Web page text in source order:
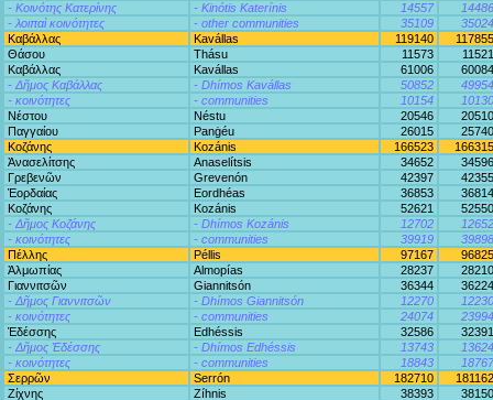
- Κοινότης Κατερίνης
- Kinótis Katerínis 14557
14486
- λοιπαὶ κοινότητες
- other communities 35109
35024
Καβάλλας
Kavállas 119140
117855
Θάσου
Thásu 11573
11521
Καβάλλας
Kavállas 61006
60084
- Δῆμος Καβάλλας
- Dhímos Kavállas 50852
49954
- κοινότητες
- communities 10154
10130
Νέστου
Néstu 20546
20510
Παγγαίου
Panġéu 26015
25740
Κοζάνης
Kozánis 166523
166315
Ἀνασελίτσης
Anaselítsis 34652
34596
Γρεβενῶν
Grevenón 42397
42355
Ἐορδαίας
Eordhéas 36853
36814
Κοζάνης
Kozánis 52621
52550
- Δῆμος Κοζάνης
- Dhímos Kozánis 12702
12652
- κοινότητες
- communities 39919
39898
Πέλλης
Péllis 97167
96825
Ἀλμωπίας
Almopías 28237
28210
Γιαννιτσῶν
Giannitsón 36344
36224
- Δῆμος Γιαννιτσῶν
- Dhímos Giannitsón 12270
12230
- κοινότητες
- communities 24074
23994
Ἐδέσσης
Edhéssis 32586
32391
- Δῆμος Ἐδέσσης
- Dhímos Edhéssis 13743
13624
- κοινότητες
- communities 18843
18767
Σερρῶν
Serrón 182710
181162
Ζίχνης
Zíhnis 38393
38150